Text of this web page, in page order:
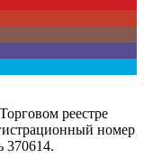
реестре
номер
370614.